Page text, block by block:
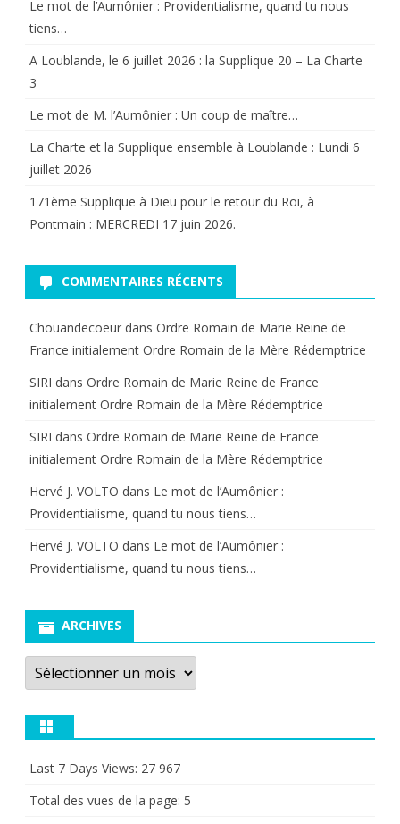
la
Le mot de l’Aumônier : Providentialisme, quand tu nous
tiens…
A Loublande, le 6 juillet 2026 : la Supplique 20 – La Charte
3
Le mot de M. l’Aumônier : Un coup de maître…
La Charte et la Supplique ensemble à Loublande : Lundi 6
juillet 2026
171ème Supplique à Dieu pour le retour du Roi, à
Pontmain : MERCREDI 17 juin 2026.
COMMENTAIRES RÉCENTS
Chouandecoeur dans Ordre Romain de Marie Reine de
France initialement Ordre Romain de la Mère Rédemptrice
SIRI dans Ordre Romain de Marie Reine de France
initialement Ordre Romain de la Mère Rédemptrice
SIRI dans Ordre Romain de Marie Reine de France
initialement Ordre Romain de la Mère Rédemptrice
Hervé J. VOLTO dans Le mot de l’Aumônier :
Providentialisme, quand tu nous tiens…
Hervé J. VOLTO dans Le mot de l’Aumônier :
Providentialisme, quand tu nous tiens…
ARCHIVES
Archives
Last 7 Days Views: 27 967
Total des vues de la page: 5